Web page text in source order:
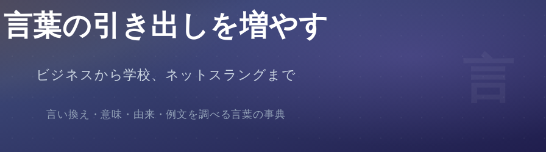
言
言葉の引き出しを増やす
ビジネスから学校、ネットスラングまで
言い換え・意味・由来・例文を調べる言葉の事典